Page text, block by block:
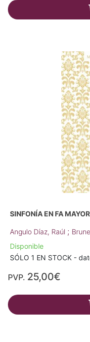
SINFONÍA EN FA
Angulo Díaz, Raúl ;
Disponible
SÓLO 1 EN STOCK -
PVP. 25,00€